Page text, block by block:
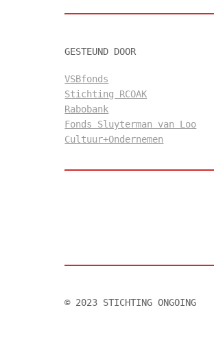
GESTEUND DOOR
VSBfonds
Stichting RCOAK
Rabobank
Fonds Sluyterman van Loo
Cultuur+Ondernemen
© 2023 STICHTING ONGOING